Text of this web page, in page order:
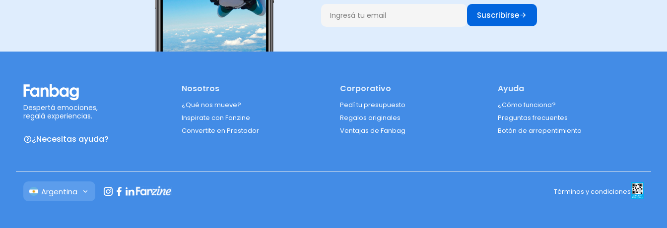
Suscribirse
Despertá emociones,
regalá experiencias.
¿Necesitas ayuda?
Nosotros
¿Qué nos mueve?
Inspirate con Fanzine
Convertite en Prestador
Corporativo
Pedí tu presupuesto
Regalos originales
Ventajas de Fanbag
Ayuda
¿Cómo funciona?
Preguntas frecuentes
Botón de arrepentimiento
Argentina Términos y condiciones